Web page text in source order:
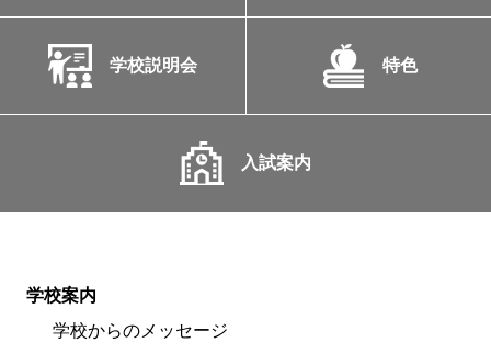
学校説明会 特色
入試案内
学校案内
学校からのメッセージ